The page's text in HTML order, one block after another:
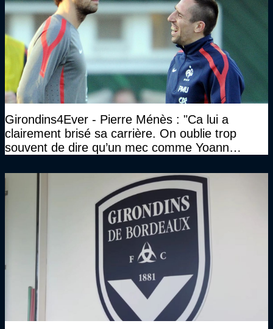
Girondins4Ever - Pierre Ménès : "Ca lui a
clairement brisé sa carrière. On oublie trop
souvent de dire qu’un mec comme Yoann